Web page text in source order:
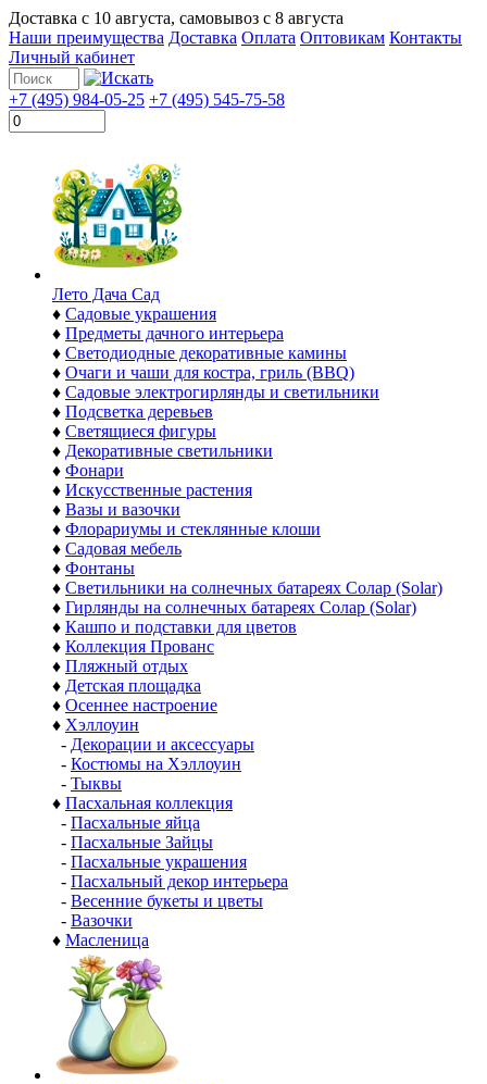
Доставка с 10 августа, самовывоз с 8 августа
Наши преимущества Доставка Оплата Оптовикам Контакты
Личный кабинет
+7 (495) 984-05-25 +7 (495) 545-75-58
Лето Дача Сад
♦ Садовые украшения
♦ Предметы дачного интерьера
♦ Светодиодные декоративные камины
♦ Очаги и чаши для костра, гриль (BBQ)
♦ Садовые электрогирлянды и светильники
♦ Подсветка деревьев
♦ Светящиеся фигуры
♦ Декоративные светильники
♦ Фонари
♦ Искусственные растения
♦ Вазы и вазочки
♦ Флорариумы и стеклянные клоши
♦ Садовая мебель
♦ Фонтаны
♦ Светильники на солнечных батареях Солар (Solar)
♦ Гирлянды на солнечных батареях Солар (Solar)
♦ Кашпо и подставки для цветов
♦ Коллекция Прованс
♦ Пляжный отдых
♦ Детская площадка
♦ Осеннее настроение
♦ Хэллоуин
- Декорации и аксессуары
- Костюмы на Хэллоуин
- Тыквы
♦ Пасхальная коллекция
- Пасхальные яйца
- Пасхальные Зайцы
- Пасхальные украшения
- Пасхальный декор интерьера
- Весенние букеты и цветы
- Вазочки
♦ Масленица